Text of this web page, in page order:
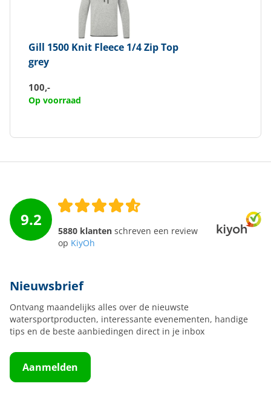
Gill 1500 Knit Fleece 1/4 Zip Top
grey
100,-
Op voorraad
9.2
5880 klanten schreven een review
op KiyOh
Nieuwsbrief
Ontvang maandelijks alles over de nieuwste
watersportproducten, interessante evenementen, handige
tips en de beste aanbiedingen direct in je inbox
Aanmelden